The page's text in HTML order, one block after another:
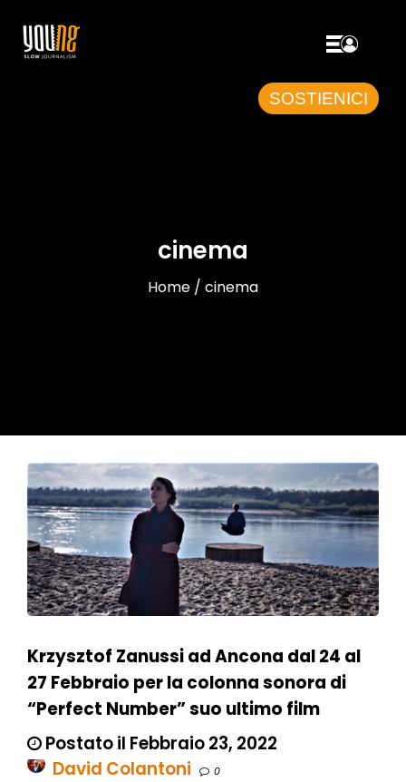
SOSTIENICI
cinema
Home / cinema
Krzysztof Zanussi ad Ancona dal 24 al
27 Febbraio per la colonna sonora di
“Perfect Number” suo ultimo film
Postato il Febbraio 23, 2022
David Colantoni
0